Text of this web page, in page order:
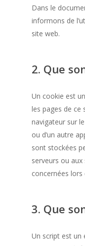
Dans le
informons de
site web.
2. Que
Un cookie est
les pages de ce
navigateur sur
ou d’un autre
sont stockées
serveurs ou
concernées lors
3. Que
Un script est un